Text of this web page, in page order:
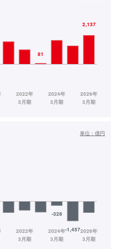
単位： 億円